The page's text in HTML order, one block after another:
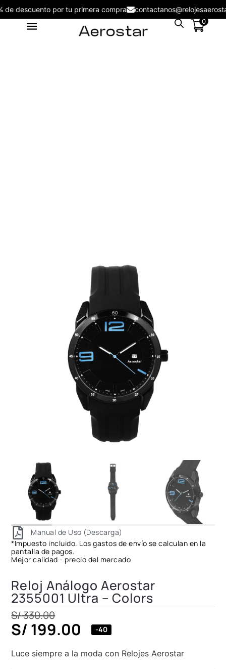
5% de descuento por tu primera compra
0
Manual de Uso (Descarga)
*Impuesto incluido. Los gastos de envío se calculan en la
pantalla de pagos.
Mejor calidad - precio del mercado
Reloj Análogo Aerostar
2355001 Ultra – Colors
S/330.00
S/ 199.00 -40
Luce siempre a la moda con Relojes Aerostar